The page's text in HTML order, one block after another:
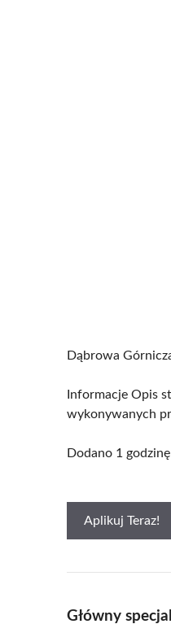
Dąbrowa
Informacje Opis
wykonywanych
Dodano 1
Aplikuj Teraz!
Główny